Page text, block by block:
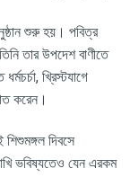
শুরু হয়। পবিত্র
তিনি তার উপদেশ বাণীতে
ধর্মচর্চা, খ্রিস্টযাগে
করেন।
শিশুমঙ্গল দিবসে
ভবিষ্যতেও যেন এরকম